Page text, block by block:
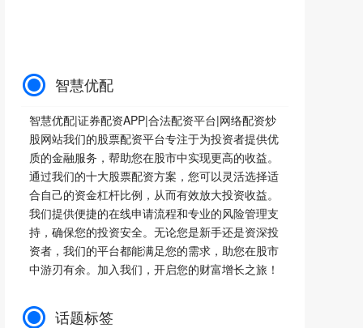
智慧优配
智慧优配|证券配资APP|合法配资平台|网络配资炒
股网站我们的股票配资平台专注于为投资者提供优
质的金融服务，帮助您在股市中实现更高的收益。
通过我们的十大股票配资方案，您可以灵活选择适
合自己的资金杠杆比例，从而有效放大投资收益。
我们提供便捷的在线申请流程和专业的风险管理支
持，确保您的投资安全。无论您是新手还是资深投
资者，我们的平台都能满足您的需求，助您在股市
中游刃有余。加入我们，开启您的财富增长之旅！
话题标签